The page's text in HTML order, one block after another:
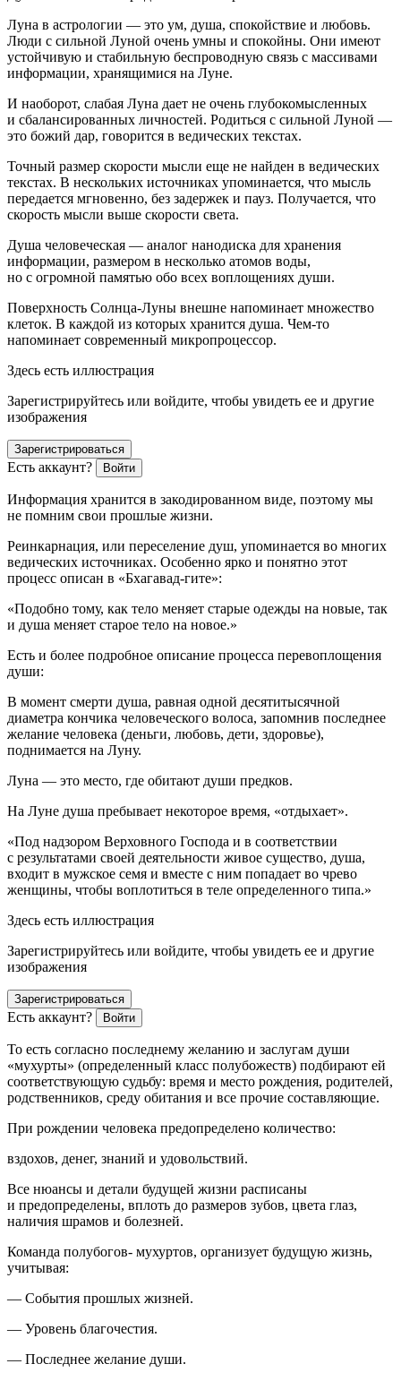
Луна в астрологии — это ум, душа, спокойствие и любовь.
Люди с сильной Луной очень умны и спокойны. Они имеют
устойчивую и стабильную беспроводную связь с массивами
информации, хранящимися на Луне.
И наоборот, слабая Луна дает не очень глубокомысленных
и сбалансированных личностей. Родиться с сильной Луной —
это божий дар, говорится в ведических текстах.
Точный размер скорости мысли еще не найден в ведических
текстах. В нескольких источниках упоминается, что мысль
передается мгновенно, без задержек и пауз. Получается, что
скорость мысли выше скорости света.
Душа человеческая — аналог нанодиска для хранения
информации, размером в несколько атомов воды,
но с огромной памятью обо всех воплощениях души.
Поверхность Солнца-Луны внешне напоминает множество
клеток. В каждой из которых хранится душа. Чем-то
напоминает современный микропроцессор.
Здесь есть иллюстрация
Зарегистрируйтесь или войдите, чтобы увидеть ее и другие
изображения
Зарегистрироваться
Есть аккаунт? Войти
Информация хранится в закодированном виде, поэтому мы
не помним свои прошлые жизни.
Реинкарнация, или переселение душ, упоминается во многих
ведических источниках. Особенно ярко и понятно этот
процесс описан в «Бхагавад-гите»:
«Подобно тому, как тело меняет старые одежды на новые, так
и душа меняет старое тело на новое.»
Есть и более подробное описание процесса перевоплощения
души:
В момент смерти душа, равная одной десятитысячной
диаметра кончика человеческого волоса, запомнив последнее
желание человека (деньги, любовь, дети, здоровье),
поднимается на Луну.
Луна — это место, где обитают души предков.
На Луне душа пребывает некоторое время, «отдыхает».
«Под надзором Верховного Господа и в соответствии
с результатами своей деятельности живое существо, душа,
входит в мужское семя и вместе с ним попадает во чрево
женщины, чтобы воплотиться в теле определенного типа.»
Здесь есть иллюстрация
Зарегистрируйтесь или войдите, чтобы увидеть ее и другие
изображения
Зарегистрироваться
Есть аккаунт? Войти
То есть согласно последнему желанию и заслугам души
«мухурты» (определенный класс полубожеств) подбирают ей
соответствующую судьбу: время и место рождения, родителей,
родственников, среду обитания и все прочие составляющие.
При рождении человека предопределено количество:
вздохов, денег, знаний и удовольствий.
Все нюансы и детали будущей жизни расписаны
и предопределены, вплоть до размеров зубов, цвета глаз,
наличия шрамов и болезней.
Команда полубогов- мухуртов, организует будущую жизнь,
учитывая:
— События прошлых жизней.
— Уровень благочестия.
— Последнее желание души.